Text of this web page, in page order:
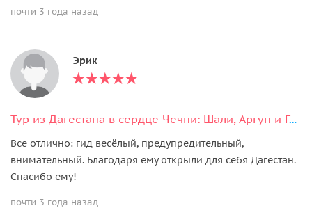
почти 3 года назад
Эрик
Тур из Дагестана в сердце Чечни: Шали, Аргун и Грозный
Все отлично: гид весёлый, предупредительный,
внимательный. Благодаря ему открыли для себя Дагестан.
Спасибо ему!
почти 3 года назад